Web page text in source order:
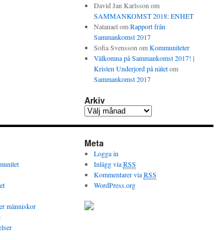
David Jan Karlsson om
SAMMANKOMST 2018: ENHET
NatanaelomRapport från
Sammankomst 2017
Sofia Svensson omKommuniteter
Välkomna på Sammankomst 2017! |
Kristen Underjord på nätetom
Sammankomst 2017
Arkiv
människor
Meta
Logga in
Inlägg viaRSS
Kommentarer viaRSS
WordPress.org